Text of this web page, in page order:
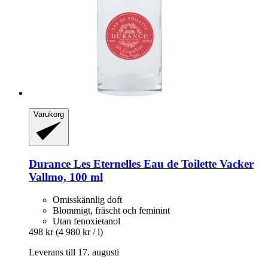
Varukorg
Durance Les Eternelles Eau de Toilette Vacker
Vallmo, 100 ml
Omisskännlig doft
Blommigt, fräscht och feminint
Utan fenoxietanol
498 kr (4 980 kr / l)
Leverans till 17. augusti